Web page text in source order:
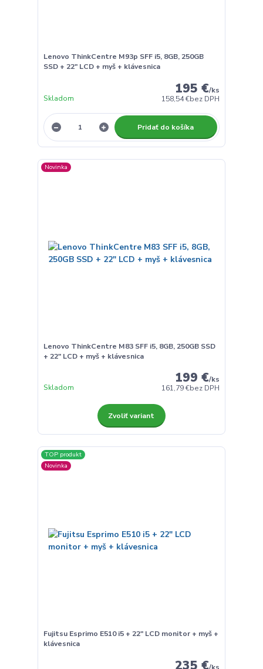
Lenovo ThinkCentre M93p SFF i5, 8GB, 250GB
SSD + 22" LCD + myš + klávesnica
195 €/ks
158,54 €bez DPH
Skladom
Pridať do košíka
Novinka
Lenovo ThinkCentre M83 SFF i5, 8GB, 250GB SSD
+ 22" LCD + myš + klávesnica
199 €/ks
161,79 €bez DPH
Skladom
Zvoliť variant
TOP produkt
Novinka
Fujitsu Esprimo E510 i5 + 22" LCD monitor + myš +
klávesnica
235 €/ks